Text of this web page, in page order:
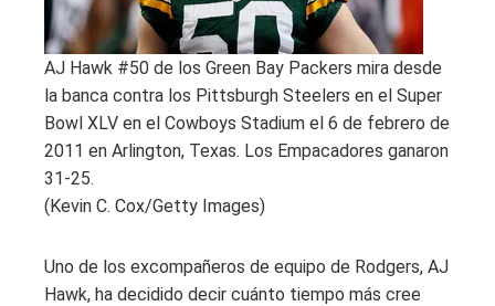
AJ Hawk #50 de los Green Bay Packers mira desde
la banca contra los Pittsburgh Steelers en el Super
Bowl XLV en el Cowboys Stadium el 6 de febrero de
2011 en Arlington, Texas. Los Empacadores ganaron
31-25.
(Kevin C. Cox/Getty Images)
Uno de los excompañeros de equipo de Rodgers, AJ
Hawk, ha decidido decir cuánto tiempo más cree